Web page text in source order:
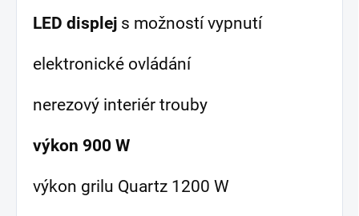
LED displej s možností vypnutí
elektronické ovládání
nerezový interiér trouby
výkon 900 W
výkon grilu Quartz 1200 W